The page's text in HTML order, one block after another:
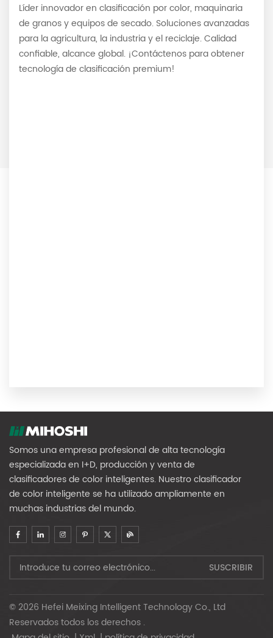
Líder innovador en clasificación por color, maquinaria
de granos y equipos de secado. Soluciones avanzadas
para la agricultura, la industria y el reciclaje. Calidad
confiable, alcance global. ¡Contáctenos para obtener
tecnología de clasificación premium!
Somos una empresa profesional de alta tecnología
especializada en I+D, producción y venta de
clasificadores de color inteligentes. Nuestro clasificador
de color inteligente se ha utilizado ampliamente en
muchas industrias del mundo.
© 2026 Hefei Meixing Intelligent Technology Co., Ltd
Reservados todos los derechos .